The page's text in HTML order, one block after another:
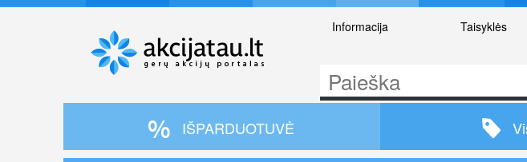
Informacija Taisyklės
IŠPARDUOTUVĖ